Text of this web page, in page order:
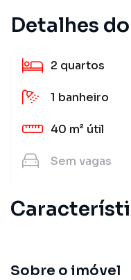
Detalhes
2 quartos
1 banheiro
40 m² útil
Sem vagas
Sobre o imóvel